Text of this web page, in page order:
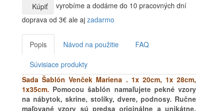
Kúpiť
vyrobíme a dodáme do 10 pracovných dní
doprava od 3€ ale aj zadarmo
Popis Návod na použitie FAQ
Súvisiace produkty
Sada Šablón Venček Mariena . 1x 20cm, 1x 28cm,
1x35cm. Pomocou šablón namaľujete pekné vzory
na nábytok, skrine, stolíky, dvere, podnosy. Ručne
maľované vzory sú predsa originálne a unikátne.